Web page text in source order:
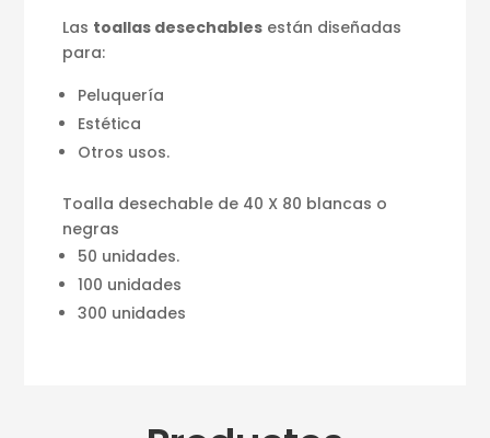
Las toallas desechables están diseñadas
para:
Peluquería
Estética
Otros usos.
Toalla desechable de 40 X 80 blancas o
negras
50 unidades.
100 unidades
300 unidades